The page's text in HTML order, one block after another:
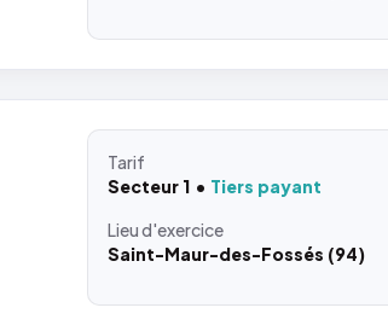
Tarif
Secteur 1
Tiers payant
Lieud'exercice
Saint-Maur-des-Fossés (94)